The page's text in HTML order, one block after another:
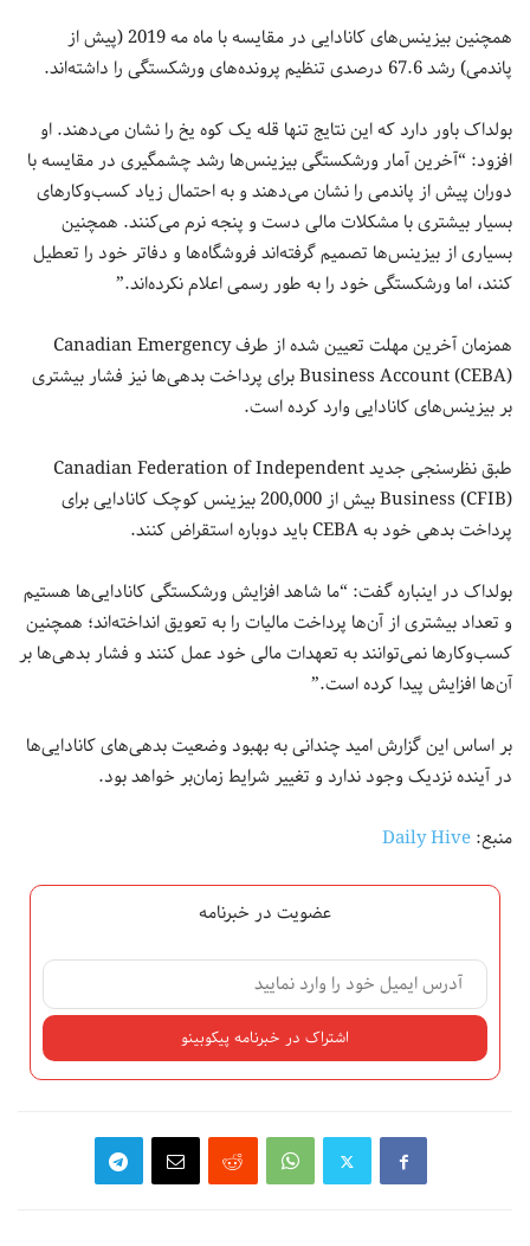
همچنین بیزینس‌های کانادایی در مقایسه با ماه مه 2019 (پیش از
پاندمی) رشد 67.6 درصدی تنظیم پرونده‌های ورشکستگی را داشته‌اند.
بولداک باور دارد که این نتایج تنها قله یک کوه یخ را نشان می‌دهند. او
افزود: “آخرین آمار ورشکستگی بیزینس‌ها رشد چشمگیری در مقایسه با
دوران پیش از پاندمی را نشان می‌دهند و به احتمال زیاد کسب‌وکارهای
بسیار بیشتری با مشکلات مالی دست و پنجه نرم می‌کنند. همچنین
بسیاری از بیزینس‌ها تصمیم گرفته‌اند فروشگاه‌ها و دفاتر خود را تعطیل
کنند، اما ورشکستگی خود را به طور رسمی اعلام نکرده‌اند.”
همزمان آخرین مهلت تعیین شده از طرف Canadian Emergency
Business Account (CEBA) برای پرداخت بدهی‌ها نیز فشار بیشتری
بر بیزینس‌های کانادایی وارد کرده است.
طبق نظرسنجی جدید Canadian Federation of Independent
Business (CFIB) بیش از 200,000 بیزینس کوچک کانادایی برای
پرداخت بدهی خود به CEBA باید دوباره استقراض کنند.
بولداک در اینباره گفت: “ما شاهد افزایش ورشکستگی کانادایی‌ها هستیم
و تعداد بیشتری از آن‌ها پرداخت مالیات را به تعویق انداخته‌اند؛ همچنین
کسب‌وکارها نمی‌توانند به تعهدات مالی خود عمل کنند و فشار بدهی‌ها بر
آن‌ها افزایش پیدا کرده است.”
بر اساس این گزارش امید چندانی به بهبود وضعیت بدهی‌های کانادایی‌ها
در آینده نزدیک وجود ندارد و تغییر شرایط زمان‌بر خواهد بود.
منبع:Daily Hive
عضویت در خبرنامه